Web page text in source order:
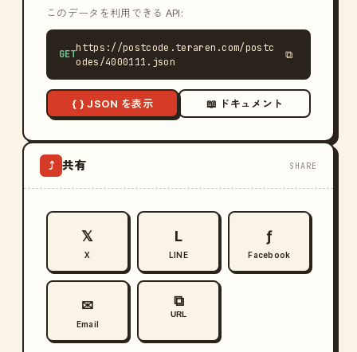
このデータを利用できる API:
GET
https://postcode.teraren.com/postc
odes/4000111.json
⧉
{ } JSON を表示 📖 ドキュメント
⤴ 共有 SHARE
𝕏
X
L
LINE
ƒ
Facebook
✉
Email
⧉
URL